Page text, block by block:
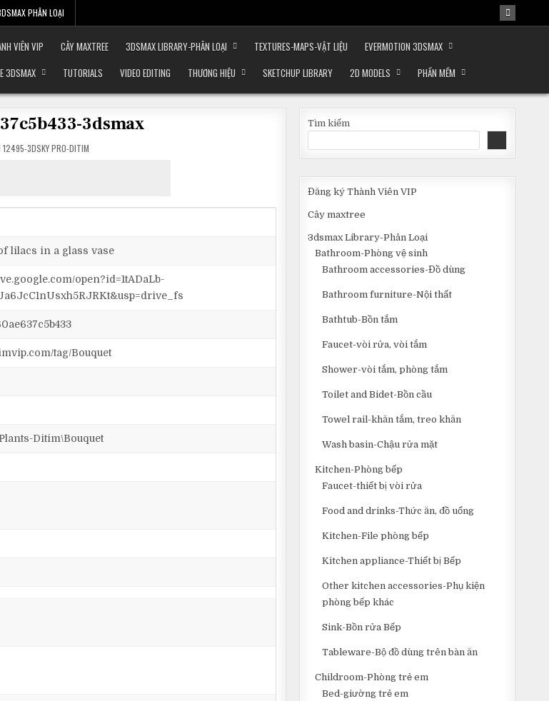
PHÂN LOẠI
VIÊN VIP CÂY MAXTREE 3DSMAX LIBRARY-PHÂN LOẠI TEXTURES-MAPS-VẬT LIỆU
EVERMOTION 3DSMAX
3DSMAX
TUTORIALS VIDEO EDITING THƯƠNG HIỆU SKETCHUP LIBRARY 2D MODELS PHẦN MỀM
3dsmax
POSTED
IN
12495-3DSKY PRO-DITIM
lilacs in a glass vase
open?id=1tADaLb-
tag/Bouquet
Ditim\Bouquet
Tìm kiếm
Đăng ký Thành Viên VIP
Cây maxtree
3dsmax Library-Phân Loại
Bathroom-Phòng vệ sinh
Bathroom accessories-Đồ dùng
Bathroom furniture-Nội thất
Bathtub-Bồn tắm
Faucet-vòi rửa, vòi tắm
Shower-vòi tắm, phòng tắm
Toilet and Bidet-Bồn cầu
Towel rail-khăn tắm, treo khăn
Wash basin-Chậu rửa mặt
Kitchen-Phòng bếp
Faucet-thiết bị vòi rửa
Food and drinks-Thức ăn, đồ uống
Kitchen-File phòng bếp
Kitchen appliance-Thiết bị Bếp
Other kitchen accessories-Phụ kiện
phòng bếp khác
Sink-Bồn rửa Bếp
Tableware-Bộ đồ dùng trên bàn ăn
Childroom-Phòng trẻ em
Bed-giường trẻ em